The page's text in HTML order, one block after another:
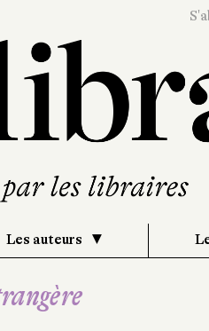
Les auteurs